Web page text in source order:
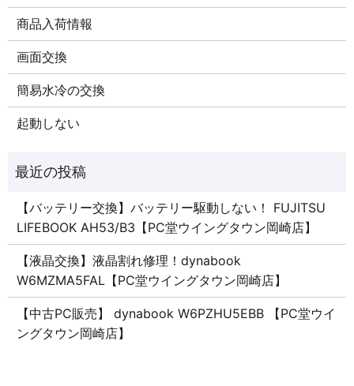
商品入荷情報
画面交換
簡易水冷の交換
起動しない
【バッテリー交換】バッテリー駆動しない！ FUJITSU
LIFEBOOK AH53/B3【PC堂ウイングタウン岡崎店】
【液晶交換】液晶割れ修理！dynabook
W6MZMA5FAL【PC堂ウイングタウン岡崎店】
【中古PC販売】 dynabook W6PZHU5EBB 【PC堂ウイ
ングタウン岡崎店】